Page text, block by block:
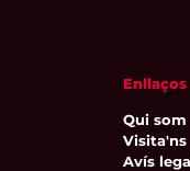
Qui som
Visita'ns
Avís